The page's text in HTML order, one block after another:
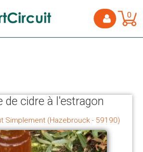
0
de cidre à l'estragon
Simplement (Hazebrouck - 59190)